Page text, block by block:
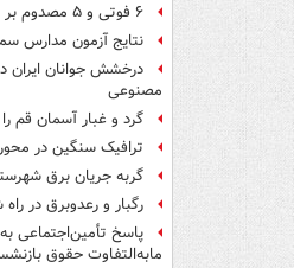
۶ فوتی و ۵ مصدوم بر اثر تصادف زنجیره‌ای
نتایج آزمون مدارس
درخشش جوانان ایران
مصنوعی
گرد و غبار آسمان قم
ترافیک سنگین در
گربه جریان برق
رگبار و رعدوبرق در
پاسخ تأمین‌اجتماعی
مابه‌التفاوت حقوق